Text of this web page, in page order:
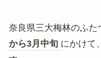
奈良県三大梅林のふた
から3月中旬 にかけて